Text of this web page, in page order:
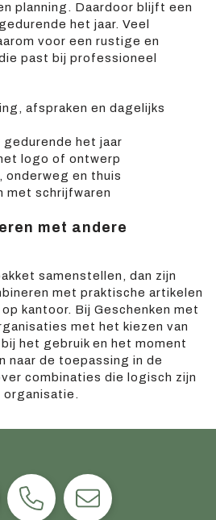
planning. Daardoor blijft een
het jaar. Veel
voor een rustige en
past bij professioneel
afspraken en dagelijks
het jaar
logo of ontwerp
onderweg en thuis
met schrijfwaren
met andere
samenstellen, dan zijn
met praktische artikelen
kantoor. Bij Geschenken met
met het kiezen van
het gebruik en het moment
naar de toepassing in de
combinaties die logisch zijn